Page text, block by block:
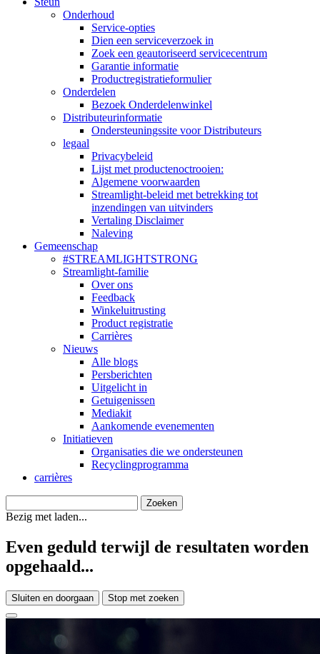
Onderhoud
Service-opties
Dien een serviceverzoek in
Zoek een geautoriseerd servicecentrum
Garantie informatie
Productregistratieformulier
Onderdelen
Bezoek Onderdelenwinkel
Distributeurinformatie
Ondersteuningssite voor Distributeurs
legaal
Privacybeleid
Lijst met productenoctrooien:
Algemene voorwaarden
Streamlight-beleid met betrekking tot
inzendingen van uitvinders
Vertaling Disclaimer
Naleving
Gemeenschap
#STREAMLIGHTSTRONG
Streamlight-familie
Over ons
Feedback
Winkeluitrusting
Product registratie
Carrières
Nieuws
Alle blogs
Persberichten
Uitgelicht in
Getuigenissen
Mediakit
Aankomende evenementen
Initiatieven
Organisaties die we ondersteunen
Recyclingprogramma
carrières
Bezig met laden...
Even geduld terwijl de resultaten worden
opgehaald...
Sluiten en doorgaan Stop met zoeken